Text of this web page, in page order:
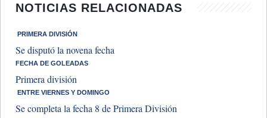
NOTICIAS RELACIONADAS
​ PRIMERA DIVISIÓN
Se disputó la novena fecha
​FECHA DE GOLEADAS
Primera división
​ ENTRE VIERNES Y DOMINGO
Se completa la fecha 8 de Primera División